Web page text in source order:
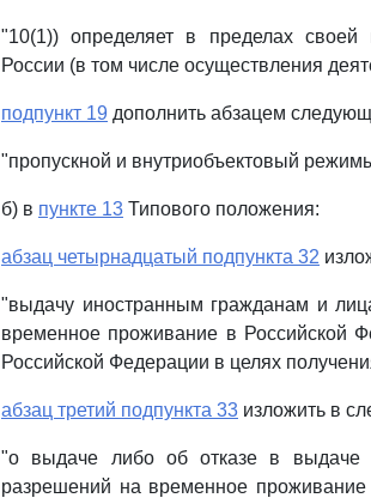
"10(1)) определяет в пределах
России (в том числе осуществления
подпункт 19 дополнить абзацем
"пропускной и внутриобъектовый
б) в пункте 13 Типового положения:
абзац четырнадцатый подпункта 32
"выдачу иностранным гражданам и
временное проживание в Российской
Российской Федерации в целях
абзац третий подпункта 33 изложить в
"о выдаче либо об отказе в выдаче
разрешений на временное